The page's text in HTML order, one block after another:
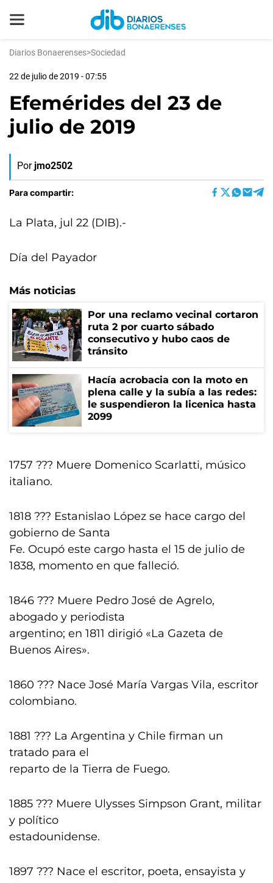
Diarios Bonaerenses>Sociedad
22 de julio de 2019 - 07:55
Efemérides del 23 de
julio de 2019
Por jmo2502
Para compartir:
La Plata, jul 22 (DIB).-
Día del Payador
Más noticias
Por una reclamo vecinal cortaron
ruta 2 por cuarto sábado
consecutivo y hubo caos de
tránsito
Hacía acrobacia con la moto en
plena calle y la subía a las redes:
le suspendieron la licenica hasta
2099
1757 ??? Muere Domenico Scarlatti, músico
italiano.
1818 ??? Estanislao López se hace cargo del
gobierno de Santa
Fe. Ocupó este cargo hasta el 15 de julio de
1838, momento en que falleció.
1846 ??? Muere Pedro José de Agrelo,
abogado y periodista
argentino; en 1811 dirigió «La Gazeta de
Buenos Aires».
1860 ??? Nace José María Vargas Vila, escritor
colombiano.
1881 ??? La Argentina y Chile firman un
tratado para el
reparto de la Tierra de Fuego.
1885 ??? Muere Ulysses Simpson Grant, militar
y político
estadounidense.
1897 ??? Nace el escritor, poeta, ensayista y